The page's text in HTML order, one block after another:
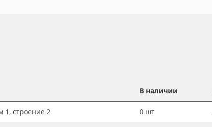
В наличии
1, строение 2 0 шт